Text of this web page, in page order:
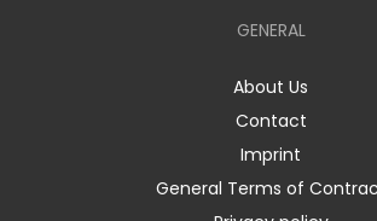
GENERAL
About Us
Contact
Imprint
General Terms of